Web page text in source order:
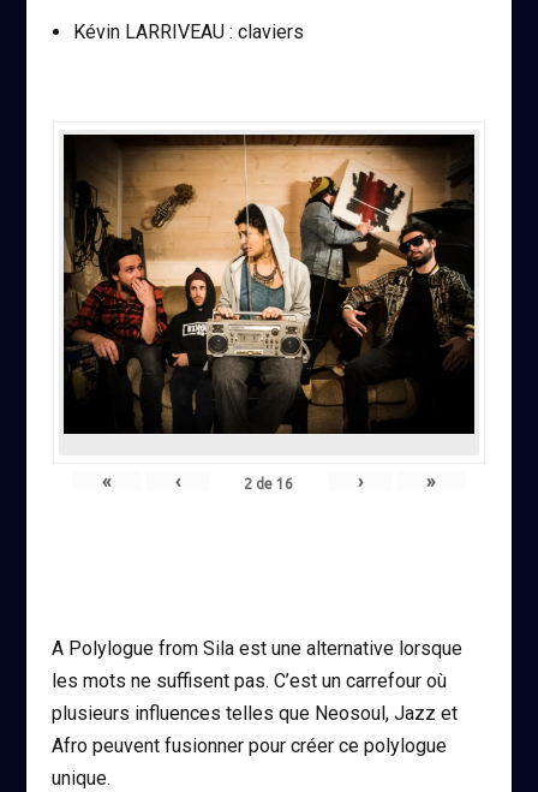
Kévin LARRIVEAU : claviers
« ‹ 2 de16 › »
A Polylogue from Sila est une alternative lorsque
les mots ne suffisent pas. C’est un carrefour où
plusieurs influences telles que Neosoul, Jazz et
Afro peuvent fusionner pour créer ce polylogue
unique.